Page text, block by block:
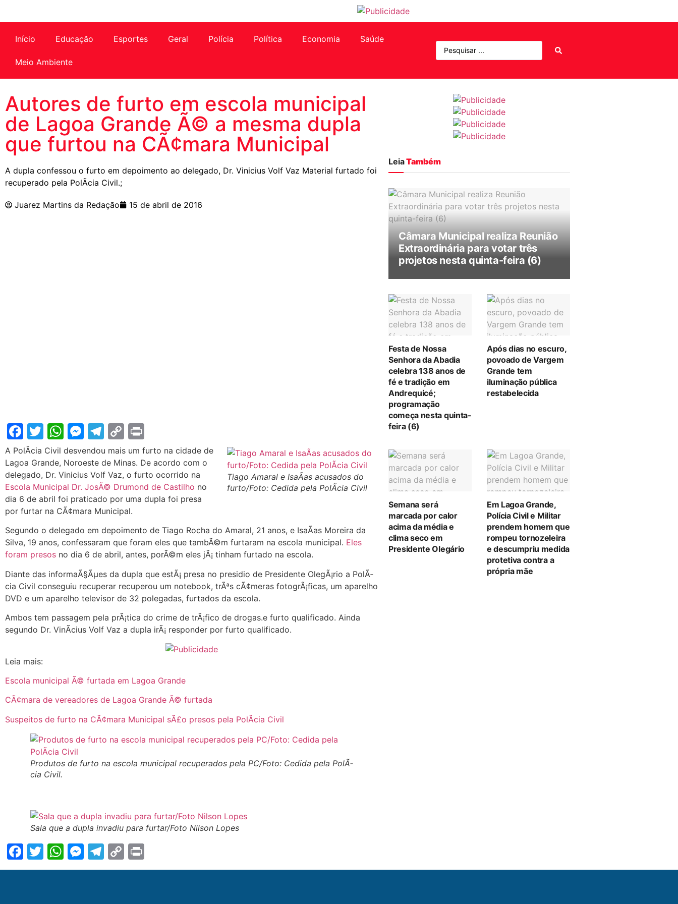
Início Educação Esportes Geral Polícia Política Economia Saúde
Meio Ambiente
Autores de furto em escola municipal
de Lagoa Grande Ã© a mesma dupla
que furtou na CÃ¢mara Municipal
A dupla confessou o furto em depoimento ao delegado, Dr. Vinicius Volf Vaz Material furtado foi
recuperado pela PolÃ­cia Civil.;
Juarez Martins da Redação 15 de abril de 2016
Facebook
Twitter
WhatsApp
Messenger
Telegram
Copy
Link
Tiago Amaral e IsaÃ­as acusados do
furto/Foto: Cedida pela PolÃ­cia Civil
A PolÃ­cia Civil desvendou mais um furto na cidade de
Lagoa Grande, Noroeste de Minas. De acordo com o
delegado, Dr. Vinicius Volf Vaz, o furto ocorrido na
Escola Municipal Dr. JosÃ© Drumond de Castilho no
dia 6 de abril foi praticado por uma dupla foi presa
por furtar na CÃ¢mara Municipal.
Segundo o delegado em depoimento de Tiago Rocha do Amaral, 21 anos, e IsaÃ­as Moreira da
Silva, 19 anos, confessaram que foram eles que tambÃ©m furtaram na escola municipal. Eles
foram presos no dia 6 de abril, antes, porÃ©m eles jÃ¡ tinham furtado na escola.
Diante das informaÃ§Ãµes da dupla que estÃ¡ presa no presidio de Presidente OlegÃ¡rio a PolÃ­
cia Civil conseguiu recuperar recuperou um notebook, trÃªs cÃ¢meras fotogrÃ¡ficas, um aparelho
DVD e um aparelho televisor de 32 polegadas, furtados da escola.
Ambos tem passagem pela prÃ¡tica do crime de trÃ¡fico de drogas.e furto qualificado. Ainda
segundo Dr. VinÃ­cius Volf Vaz a dupla irÃ¡ responder por furto qualificado.
Leia mais:
Escola municipal Ã© furtada em Lagoa Grande
CÃ¢mara de vereadores de Lagoa Grande Ã© furtada
Suspeitos de furto na CÃ¢mara Municipal sÃ£o presos pela PolÃ­cia Civil
Produtos de furto na escola municipal recuperados pela PC/Foto: Cedida pela PolÃ­
cia Civil.
Sala que a dupla invadiu para furtar/Foto Nilson Lopes
Facebook
Twitter
WhatsApp
Messenger
Telegram
Copy
Link
LeiaTambém
Câmara Municipal realiza Reunião
Extraordinária para votar três
projetos nesta quinta-feira (6)
Festa de Nossa
Senhora da Abadia
celebra 138 anos de
fé e tradição em
Andrequicé;
programação
começa nesta quinta-
feira (6)
Após dias no escuro,
povoado de Vargem
Grande tem
iluminação pública
restabelecida
Semana será
marcada por calor
acima da média e
clima seco em
Presidente Olegário
Em Lagoa Grande,
Polícia Civil e Militar
prendem homem que
rompeu tornozeleira
e descumpriu medida
protetiva contra a
própria mãe